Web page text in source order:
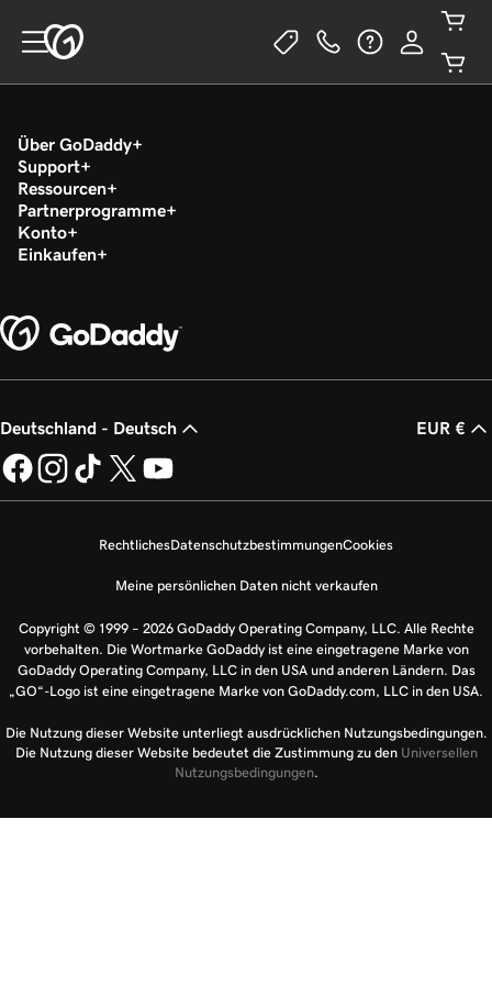
Über GoDaddy
Support
Ressourcen
Partnerprogramme
Konto
Einkaufen
Deutschland - Deutsch EUR €
RechtlichesDatenschutzbestimmungenCookies
Meine persönlichen Daten nicht verkaufen
Copyright © 1999 – 2026 GoDaddy Operating Company, LLC. Alle Rechte
vorbehalten. Die Wortmarke GoDaddy ist eine eingetragene Marke von
GoDaddy Operating Company, LLC in den USA und anderen Ländern. Das
„GO“-Logo ist eine eingetragene Marke von GoDaddy.com, LLC in den USA.
Die Nutzung dieser Website unterliegt ausdrücklichen Nutzungsbedingungen.
Die Nutzung dieser Website bedeutet die Zustimmung zu den Universellen
Nutzungsbedingungen.